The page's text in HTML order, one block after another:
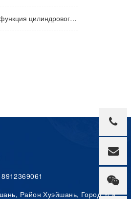
цилиндрового барреля
Район Хуэйшань, Город Уси